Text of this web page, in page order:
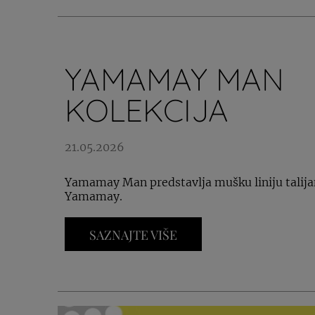
YAMAMAY MAN
KOLEKCIJA
21.05.2026
Yamamay Man predstavlja mušku liniju
Yamamay.
SAZNAJTE VIŠE